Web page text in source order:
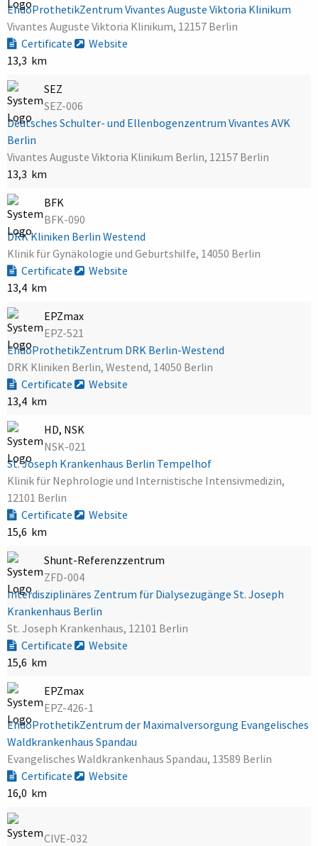
EndoProthetikZentrum Vivantes Auguste Viktoria Klinikum
Vivantes Auguste Viktoria Klinikum, 12157 Berlin
Certificate
Website
13,3 km
SEZ
SEZ-006
Deutsches Schulter- und Ellenbogenzentrum Vivantes AVK
Berlin
Vivantes Auguste Viktoria Klinikum Berlin, 12157 Berlin
13,3 km
BFK
BFK-090
DRK Kliniken Berlin Westend
Klinik für Gynäkologie und Geburtshilfe, 14050 Berlin
Certificate
Website
13,4 km
EPZmax
EPZ-521
EndoProthetikZentrum DRK Berlin-Westend
DRK Kliniken Berlin, Westend, 14050 Berlin
Certificate
Website
13,4 km
HD, NSK
NSK-021
St. Joseph Krankenhaus Berlin Tempelhof
Klinik für Nephrologie und Internistische Intensivmedizin,
12101 Berlin
Certificate
Website
15,6 km
Shunt-Referenzzentrum
ZFD-004
Interdisziplinäres Zentrum für Dialysezugänge St. Joseph
Krankenhaus Berlin
St. Joseph Krankenhaus, 12101 Berlin
Certificate
Website
15,6 km
EPZmax
EPZ-426-1
EndoProthetikZentrum der Maximalversorgung Evangelisches
Waldkrankenhaus Spandau
Evangelisches Waldkrankenhaus Spandau, 13589 Berlin
Certificate
Website
16,0 km
CIVE-032